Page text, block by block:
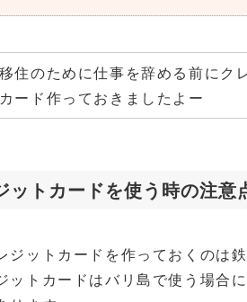
住のために仕事を辞める前にク
ード作っておきましたよー
ットカードを使う時の注意
ジットカードを作っておくのは
ットカードはバリ島で使う場合